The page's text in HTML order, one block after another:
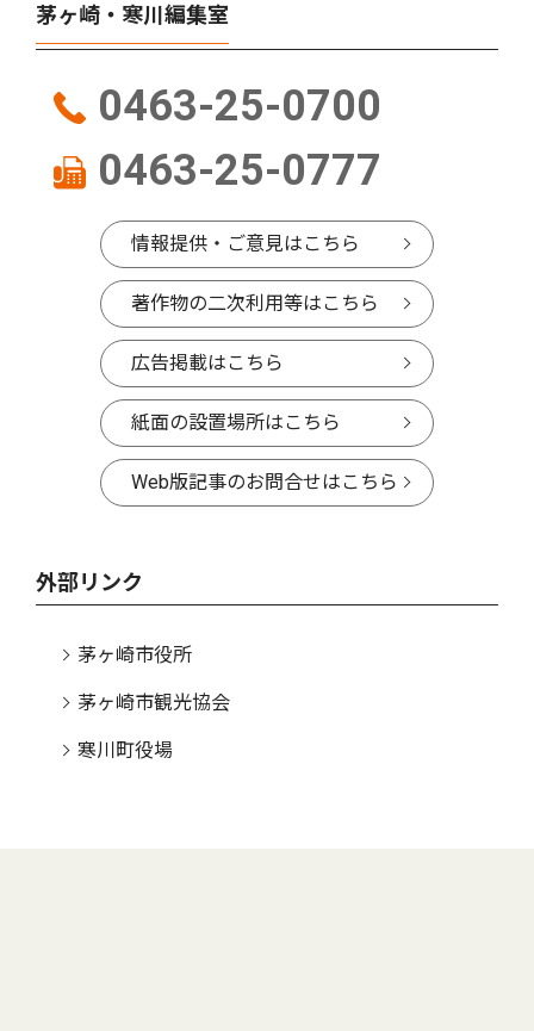
茅ヶ崎・寒川編集室
0463-25-0700
0463-25-0777
情報提供・ご意見はこちら
著作物の二次利用等はこちら
広告掲載はこちら
紙面の設置場所はこちら
Web版記事のお問合せはこちら
外部リンク
茅ヶ崎市役所
茅ヶ崎市観光協会
寒川町役場